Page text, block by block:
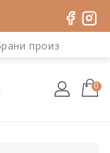
производи
0